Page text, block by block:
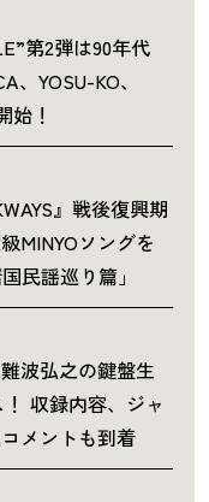
第2弾は90年代
YOSU-KO、
始！
』戦後復興期
MINYOソングを
民謡巡り篇」
波弘之の鍵盤生
収録内容、ジャ
メントも到着